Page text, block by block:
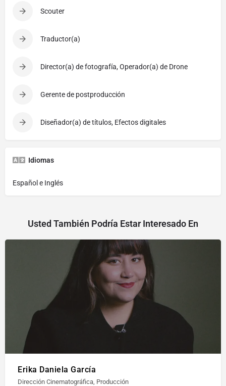
Scouter
Traductor(a)
Director(a) de fotografía, Operador(a) de Drone
Gerente de postproducción
Diseñador(a) de títulos, Efectos digitales
Idiomas
Español e Inglés
Usted También Podría Estar Interesado En
Erika Daniela García
Dirección Cinematográfica, Producción